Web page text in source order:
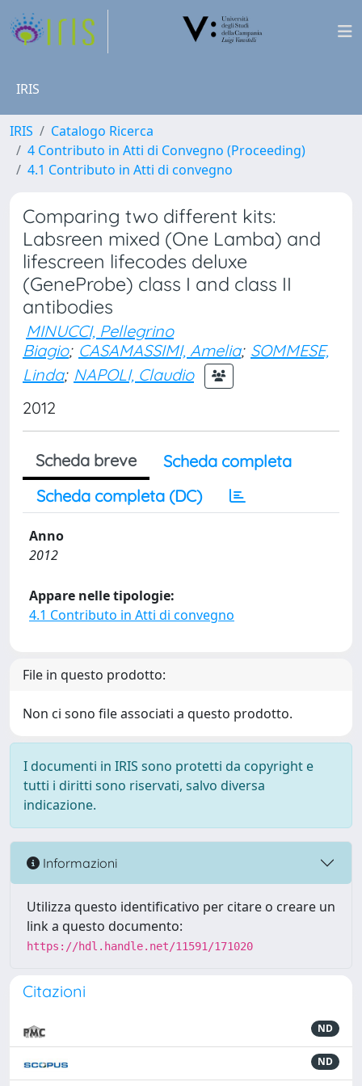
IRIS
IRIS
Catalogo Ricerca
4 Contributo in Atti di Convegno (Proceeding)
4.1 Contributo in Atti di convegno
Comparing two different kits:
Labsreen mixed (One Lamba) and
lifescreen lifecodes deluxe
(GeneProbe) class I and class II
antibodies
MINUCCI, Pellegrino
Biagio; CASAMASSIMI, Amelia; SOMMESE,
Linda; NAPOLI, Claudio
2012
Scheda breve
Scheda completa
Scheda completa (DC)
Anno
2012
Appare nelle tipologie:
4.1 Contributo in Atti di convegno
File in questo prodotto:
Non ci sono file associati a questo prodotto.
I documenti in IRIS sono protetti da copyright e
tutti i diritti sono riservati, salvo diversa
indicazione.
Informazioni
Utilizza questo identificativo per citare o creare un
link a questo documento:
https://hdl.handle.net/11591/171020
Citazioni
ND
ND